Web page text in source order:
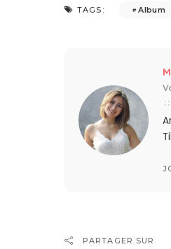
TAGS: Album
PARTAGER SUR